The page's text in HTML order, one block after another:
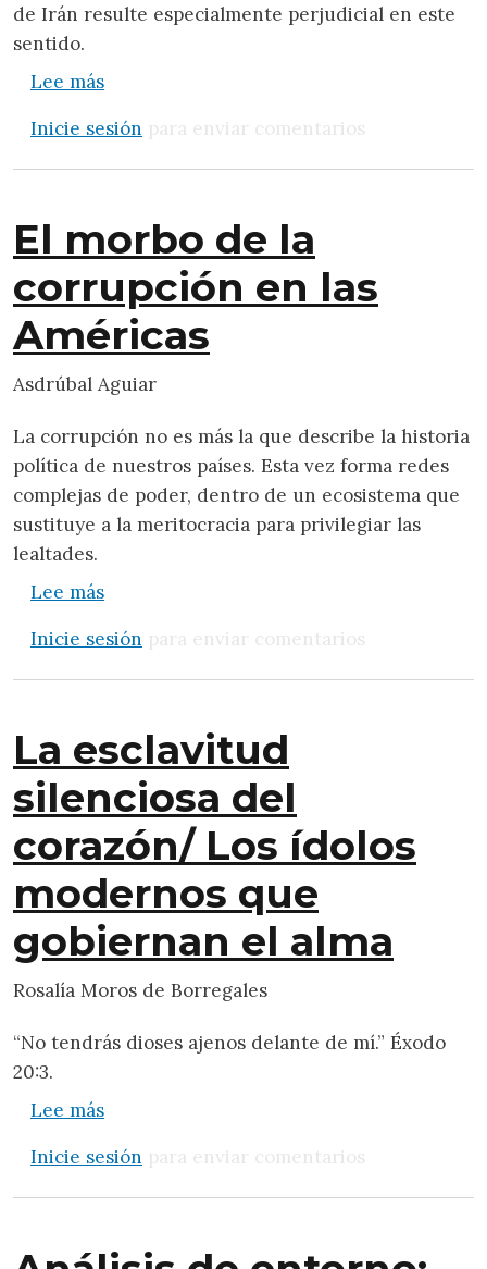
de Irán resulte especialmente perjudicial en este
sentido.
Lee mássobre El mundo tras la guerra con Irán
Inicie sesión para enviar comentarios
El morbo de la
corrupción en las
Américas
Asdrúbal Aguiar
La corrupción no es más la que describe la historia
política de nuestros países. Esta vez forma redes
complejas de poder, dentro de un ecosistema que
sustituye a la meritocracia para privilegiar las
lealtades.
Lee mássobre El morbo de la corrupción en las
Inicie sesión para enviar comentarios
La esclavitud
silenciosa del
corazón/ Los ídolos
modernos que
gobiernan el alma
Rosalía Moros de Borregales
“No tendrás dioses ajenos delante de mí.” Éxodo
20:3.
Lee mássobre La esclavitud silenciosa del
Inicie sesión para enviar comentarios